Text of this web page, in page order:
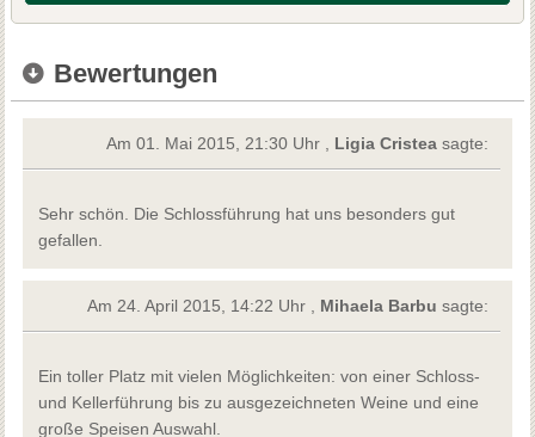
Bewertungen
Am 01. Mai 2015, 21:30 Uhr , Ligia Cristea sagte:
Sehr schön. Die Schlossführung hat uns besonders gut
gefallen.
Am 24. April 2015, 14:22 Uhr , Mihaela Barbu sagte:
Ein toller Platz mit vielen Möglichkeiten: von einer Schloss-
und Kellerführung bis zu ausgezeichneten Weine und eine
große Speisen Auswahl.